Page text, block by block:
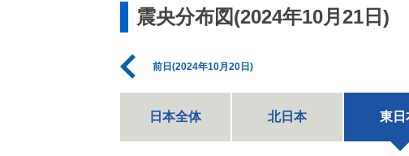
震央分布図(2024年10月21日)
前日(2024年10月20日)
日本全体 北日本 東日